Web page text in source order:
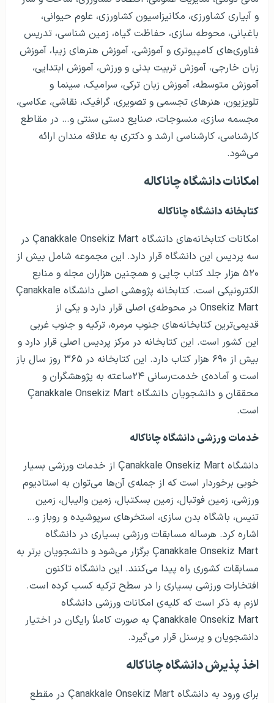
و آبیاری کشاورزی، مکانیزاسیون کشاورزی، علوم حیوانی،
باغبانی، محوطه سازی، حفاظت گیاه، زمین شناسی، تدریس
فناوری‌های کامپیوتری و آموزشی، آموزش هنرهای زیبا، آموزش
زبان خارجی، آموزش تربیت بدنی و ورزش، آموزش ابتدایی،
آموزش متوسطه، آموزش زبان ترکی، سرامیک، سینما و
تلویزیون، هنرهای تجسمی و تصویری، گرافیک، نقاشی، عکاسی،
مجسمه سازی، منسوجات، صنایع دستی سنتی و… در مقاطع
کارشناسی، کارشناسی ارشد و دکتری به علاقه مندان ارائه
می‌شود.
امکانات دانشگاه چاناکاله
کتابخانه دانشگاه چاناکاله
امکانات کتابخانه‌های دانشگاه Çanakkale Onsekiz Mart در
سه پردیس این دانشگاه قرار دارد. این مجموعه شامل بیش از
۵۲۰ هزار جلد کتاب چاپی و همچنین هزاران مجله و منابع
الکترونیکی است. کتابخانه پژوهشی اصلی دانشگاه Çanakkale
Onsekiz Mart در محوطه‌ی اصلی قرار دارد و یکی از
قدیمی‌ترین کتابخانه‌های جنوب مرمره، ترکیه و جنوب غربی
این کشور است. این کتابخانه در مرکز پردیس اصلی قرار دارد و
بیش از ۶۹۰ هزار کتاب دارد. این کتابخانه در ۳۶۵ روز سال باز
است و آماده‌ی خدمت‌رسانی ۲۴ساعته به پژوهشگران و
محققان و دانشجویان دانشگاه Çanakkale Onsekiz Mart
است.
خدمات ورزشی دانشگاه چاناکاله
دانشگاه Çanakkale Onsekiz Mart از خدمات ورزشی بسیار
خوبی برخوردار است که از جمله‌ی آن‌ها می‌توان به استادیوم
ورزشی، زمین فوتبال، زمین بسکتبال، زمین والیبال، زمین
تنیس، باشگاه بدن سازی، استخرهای سرپوشیده و روباز و…
اشاره کرد. هرساله مسابقات ورزشی بسیاری در دانشگاه
Çanakkale Onsekiz Mart برگزار می‌شود و دانشجویان برتر به
مسابقات کشوری راه پیدا می‌کنند. این دانشگاه تاکنون
افتخارات ورزشی بسیاری را در سطح ترکیه کسب کرده است.
لازم به ذکر است که کلیه‌ی امکانات ورزشی دانشگاه
Çanakkale Onsekiz Mart به صورت کاملاً رایگان در اختیار
دانشجویان و پرسنل قرار می‌گیرد.
اخذ پذیرش دانشگاه چاناکاله
برای ورود به دانشگاه Çanakkale Onsekiz Mart در مقطع